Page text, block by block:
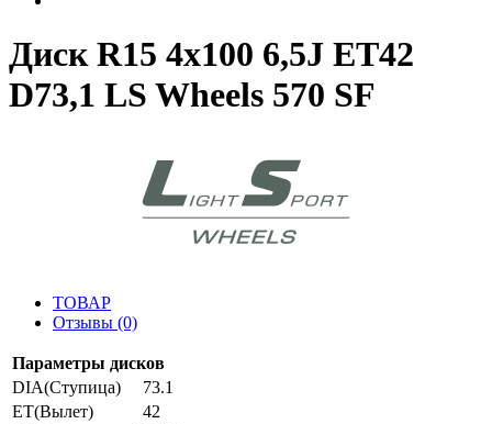
Диск R15 4x100 6,5J ET42
D73,1 LS Wheels 570 SF
ТОВАР
Отзывы (0)
Параметры дисков
DIA(Ступица)
73.1
ET(Вылет)
42